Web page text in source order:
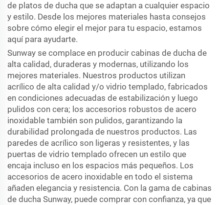
de platos de ducha que se adaptan a cualquier espacio
y estilo. Desde los mejores materiales hasta consejos
sobre cómo elegir el mejor para tu espacio, estamos
aquí para ayudarte.
Sunway se complace en producir cabinas de ducha de
alta calidad, duraderas y modernas, utilizando los
mejores materiales. Nuestros productos utilizan
acrílico de alta calidad y/o vidrio templado, fabricados
en condiciones adecuadas de estabilización y luego
pulidos con cera; los accesorios robustos de acero
inoxidable también son pulidos, garantizando la
durabilidad prolongada de nuestros productos. Las
paredes de acrílico son ligeras y resistentes, y las
puertas de vidrio templado ofrecen un estilo que
encaja incluso en los espacios más pequeños. Los
accesorios de acero inoxidable en todo el sistema
añaden elegancia y resistencia. Con la gama de cabinas
de ducha Sunway, puede comprar con confianza, ya que